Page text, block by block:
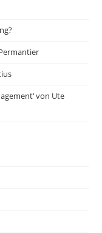
von Ute